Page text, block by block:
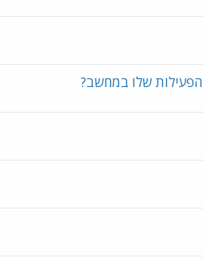
שלו במחשב?